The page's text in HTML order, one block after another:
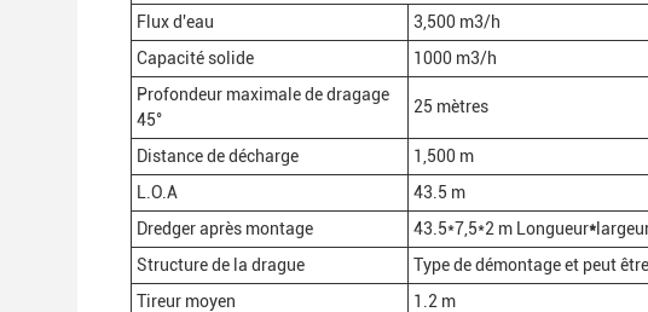
Flux d'eau
3,500 m3/h
Capacité solide
1000 m3/h
Profondeur maximale de dragage
45°
25 mètres
Distance de décharge
1,500 m
L.O.A
43.5 m
Dredger après montage
43.5*7,5*2 m Longueur*
Structure de la drague
Type de démontage et peut
Tireur moyen
1.2 m